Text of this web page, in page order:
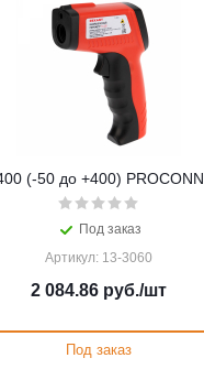
Пирометр P-400 (-50 до +400)
Под заказ
Артикул: 13-3060
2 084.86 руб./шт
Под заказ